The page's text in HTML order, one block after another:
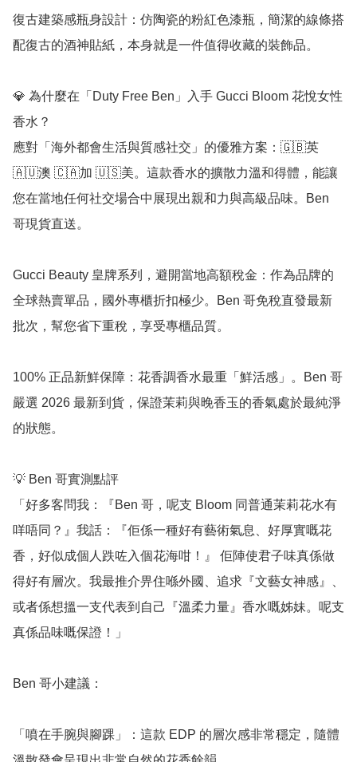
復古建築感瓶身設計：仿陶瓷的粉紅色漆瓶，簡潔的線條搭
配復古的酒神貼紙，本身就是一件值得收藏的裝飾品。
💎 為什麼在「Duty Free Ben」入手 Gucci Bloom 花悅女性
香水？
應對「海外都會生活與質感社交」的優雅方案：🇬🇧英
🇦🇺澳 🇨🇦加 🇺🇸美。這款香水的擴散力溫和得體，能讓
您在當地任何社交場合中展現出親和力與高級品味。Ben
哥現貨直送。
Gucci Beauty 皇牌系列，避開當地高額稅金：作為品牌的
全球熱賣單品，國外專櫃折扣極少。Ben 哥免稅直發最新
批次，幫您省下重稅，享受專櫃品質。
100% 正品新鮮保障：花香調香水最重「鮮活感」。Ben 哥
嚴選 2026 最新到貨，保證茉莉與晚香玉的香氣處於最純淨
的狀態。
💡 Ben 哥實測點評
「好多客問我：『Ben 哥，呢支 Bloom 同普通茉莉花水有
咩唔同？』我話：『佢係一種好有藝術氣息、好厚實嘅花
香，好似成個人跌咗入個花海咁！』 佢陣使君子味真係做
得好有層次。我最推介畀住喺外國、追求『文藝女神感』、
或者係想搵一支代表到自己『溫柔力量』香水嘅姊妹。呢支
真係品味嘅保證！」
Ben 哥小建議：
「噴在手腕與腳踝」：這款 EDP 的層次感非常穩定，隨體